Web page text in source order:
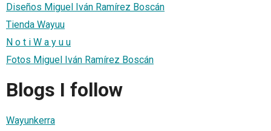
Diseños Miguel Iván Ramírez Boscán
Tienda Wayuu
N o t i W a y u u
Fotos Miguel Iván Ramírez Boscán
Blogs I follow
Wayunkerra